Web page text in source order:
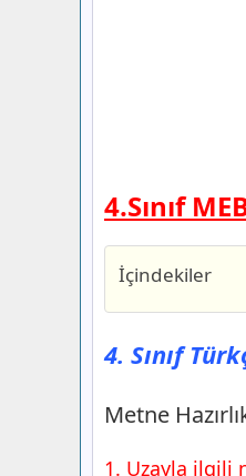
4.Sınıf
İçindekiler
4. Sınıf
Yayınları
Metne
4. Sınıf
1.
4. Sınıf
Metne
1. Uzayla ilgili